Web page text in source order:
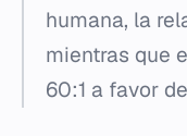
humana, la
mientras que
60:1 a favor